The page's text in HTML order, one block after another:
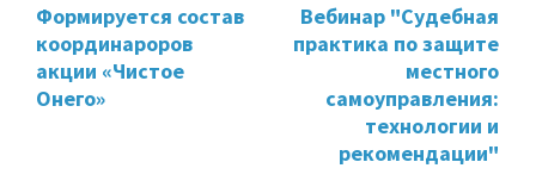
Формируется состав
координароров
акции «Чистое
Онего»
Вебинар "Судебная
практика по защите
местного
самоуправления:
технологии и
рекомендации"